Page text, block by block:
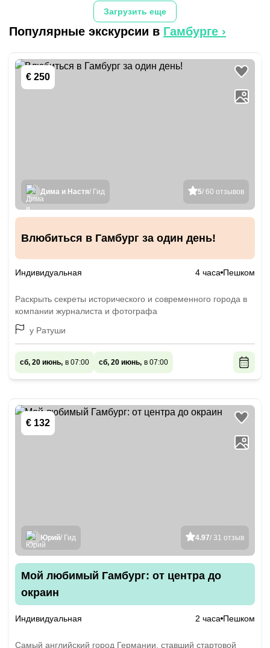
Загрузить еще
Популярные экскурсии в Гамбурге ›
€ 250
5/ 60 отзывов
Дима и Настя/ Гид
Влюбиться в Гамбург за один день!
Индивидуальная 4 часа Пешком
Раскрыть секреты исторического и современного города в
компании журналиста и фотографа
у Ратуши
сб, 20 июнь, в 07:00 сб, 20 июнь, в 07:00
€ 132
4.97/ 31 отзыв
Юрий/ Гид
Мой любимый Гамбург: от центра до
окраин
Индивидуальная 2 часа Пешком
Самый английский город Германии, ставший стартовой